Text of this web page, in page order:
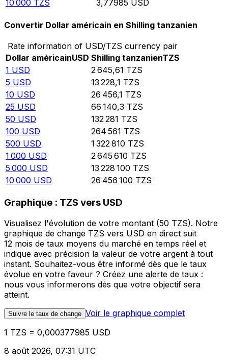
10 000 TZS 3,77985 USD
Convertir Dollar américain en Shilling tanzanien
Rate information of USD/TZS currency pair
Dollar américainUSD Shilling tanzanienTZS
1 USD 2 645,61 TZS
5 USD 13 228,1 TZS
10 USD 26 456,1 TZS
25 USD 66 140,3 TZS
50 USD 132 281 TZS
100 USD 264 561 TZS
500 USD 1 322 810 TZS
1 000 USD 2 645 610 TZS
5 000 USD 13 228 100 TZS
10 000 USD 26 456 100 TZS
Graphique : TZS vers USD
Visualisez l'évolution de votre montant (50 TZS). Notre
graphique de change TZS vers USD en direct suit
12 mois de taux moyens du marché en temps réel et
indique avec précision la valeur de votre argent à tout
instant. Souhaitez-vous être informé dès que le taux
évolue en votre faveur ? Créez une alerte de taux :
nous vous informerons dès que votre objectif sera
atteint.
Suivre le taux de change Voir le graphique complet
1 TZS = 0,000377985 USD
8 août 2026, 07:31 UTC